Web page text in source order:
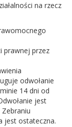
na rzecz
prawnej przez
odwołanie
14 dni od
jest
jest ostateczna.